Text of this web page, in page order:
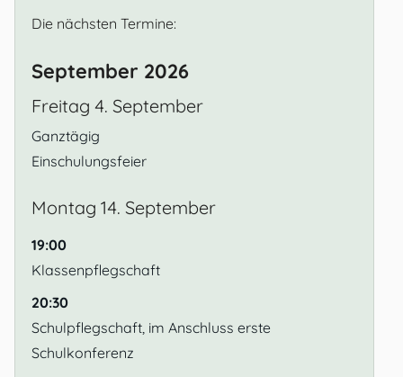
Die nächsten Termine:
September 2026
Freitag 4. September
Ganztägig
Einschulungsfeier
Montag 14. September
19:00
Klassenpflegschaft
20:30
Schulpflegschaft, im Anschluss erste
Schulkonferenz